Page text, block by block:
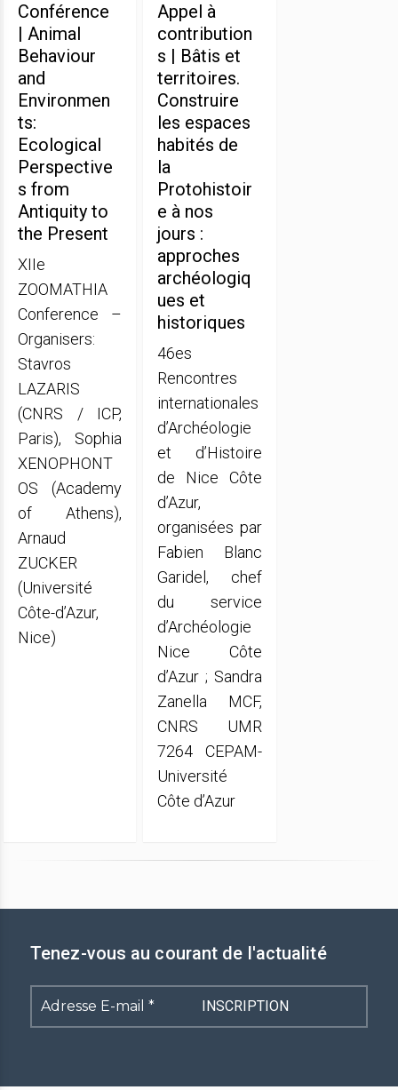
Conférence
| Animal
Behaviour
and
Environmen
ts:
Ecological
Perspective
s from
Antiquity to
the Present
XIIe
ZOOMATHIA
Conference –
Organisers:
Stavros
LAZARIS
(CNRS / ICP,
Paris), Sophia
XENOPHONT
OS (Academy
of Athens),
Arnaud
ZUCKER
(Université
Côte-d’Azur,
Nice)
Appel à
contribution
s | Bâtis et
territoires.
Construire
les espaces
habités de
la
Protohistoir
e à nos
jours :
approches
archéologiq
ues et
historiques
46es
Rencontres
internationales
d’Archéologie
et d’Histoire
de Nice Côte
d’Azur,
organisées par
Fabien Blanc
Garidel, chef
du service
d’Archéologie
Nice Côte
d’Azur ; Sandra
Zanella MCF,
CNRS UMR
7264 CEPAM-
Université
Côte d’Azur
Tenez-vous au courant de l'actualité
Adresse
E-